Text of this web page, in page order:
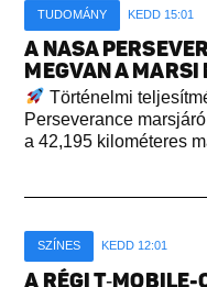
TUDOMÁNY KEDD 15:01
A NASA
MEGVAN A MARSI
Történelmi
Perseverance
a 42,195 kilométeres
SZÍNES KEDD 12:01
A RÉGI T‑MOBILE-